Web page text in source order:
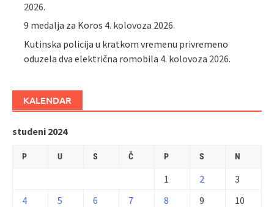
2026.
9 medalja za Koros 4. kolovoza 2026.
Kutinska policija u kratkom vremenu privremeno
oduzela dva električna romobila 4. kolovoza 2026.
KALENDAR
studeni 2024
P U S Č P S N
1 2
3
4
5 6 7 8 9
10